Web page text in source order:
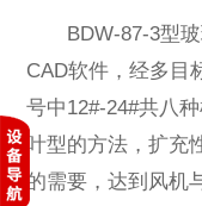
BDW-87-3型
CAD软件，经多目
号中12#-24#共八
叶型的方法，扩充
的需要，达到风机